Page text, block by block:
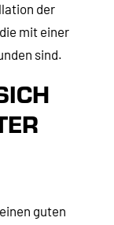
der
mit einer
sind.
guten